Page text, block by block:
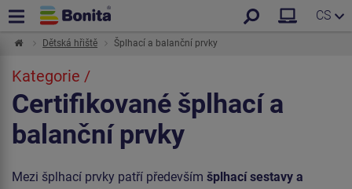
CS
Dětská hřiště Šplhací a balanční prvky
Kategorie /
Certifikované šplhací a
balanční prvky
Mezi šplhací prvky patří především šplhací sestavy a